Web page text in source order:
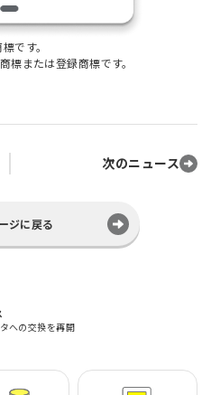
です。
または登録商標です。
次のニュース
ジに戻る
への交換を再開